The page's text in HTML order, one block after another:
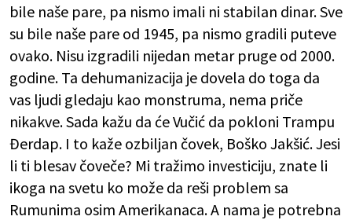
bile naše pare, pa nismo imali ni stabilan dinar. Sve
su bile naše pare od 1945, pa nismo gradili puteve
ovako. Nisu izgradili nijedan metar pruge od 2000.
godine. Ta dehumanizacija je dovela do toga da
vas ljudi gledaju kao monstruma, nema priče
nikakve. Sada kažu da će Vučić da pokloni Trampu
Đerdap. I to kaže ozbiljan čovek, Boško Jakšić. Jesi
li ti blesav čoveče? Mi tražimo investiciju, znate li
ikoga na svetu ko može da reši problem sa
Rumunima osim Amerikanaca. A nama je potrebna